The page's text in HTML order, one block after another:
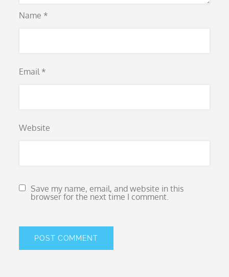
Name *
Email *
Website
Save my name, email, and website in this
browser for the next time I comment.